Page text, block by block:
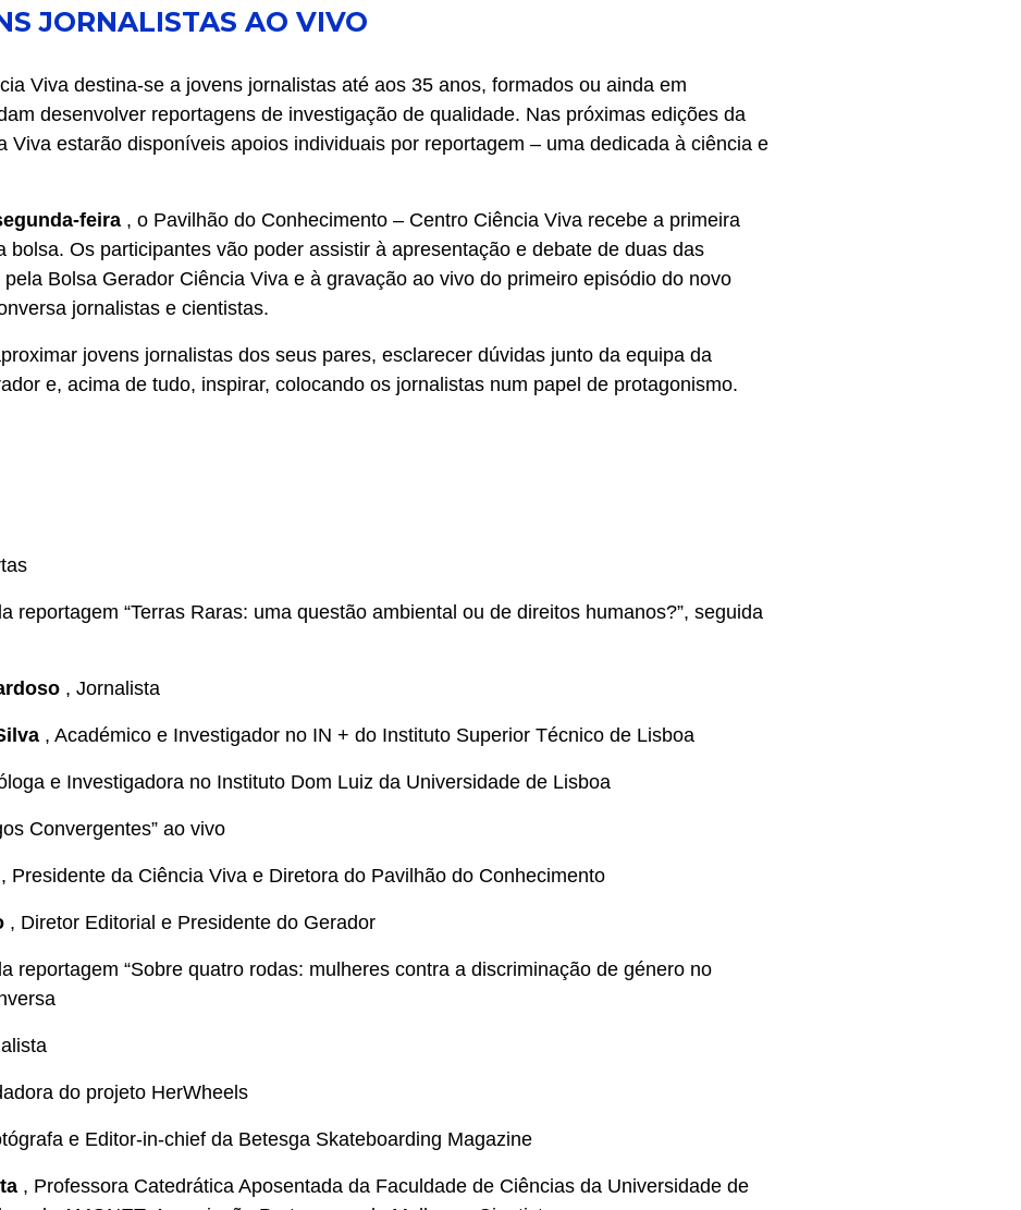
JORNALISTAS AO VIVO
Viva destina-se a jovens jornalistas até aos 35 anos, formados ou ainda em
desenvolver reportagens de investigação de qualidade. Nas próximas edições da
Viva estarão disponíveis apoios individuais por reportagem – uma dedicada à ciência e
feira , o Pavilhão do Conhecimento – Centro Ciência Viva recebe a primeira
bolsa. Os participantes vão poder assistir à apresentação e debate de duas das
Bolsa Gerador Ciência Viva e à gravação ao vivo do primeiro episódio do novo
jornalistas e cientistas.
jovens jornalistas dos seus pares, esclarecer dúvidas junto da equipa da
e, acima de tudo, inspirar, colocando os jornalistas num papel de protagonismo.
reportagem “Terras Raras: uma questão ambiental ou de direitos humanos?”, seguida
, Jornalista
, Académico e Investigador no IN + do Instituto Superior Técnico de Lisboa
e Investigadora no Instituto Dom Luiz da Universidade de Lisboa
Convergentes” ao vivo
, Presidente da Ciência Viva e Diretora do Pavilhão do Conhecimento
, Diretor Editorial e Presidente do Gerador
reportagem “Sobre quatro rodas: mulheres contra a discriminação de género no
do projeto HerWheels
e Editor-in-chief da Betesga Skateboarding Magazine
, Professora Catedrática Aposentada da Faculdade de Ciências da Universidade de